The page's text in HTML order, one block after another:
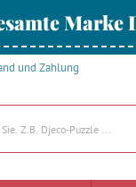
und Zahlung